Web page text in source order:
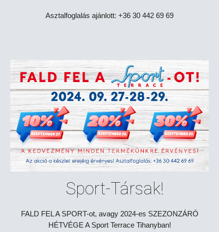
Asztalfoglalás ajánlott: +36 30 442 69 69
Sport-Társak!
FALD FEL A SPORT-ot, avagy 2024-es SZEZONZÁRÓ
HÉTVÉGE A Sport Terrace Tihanyban!